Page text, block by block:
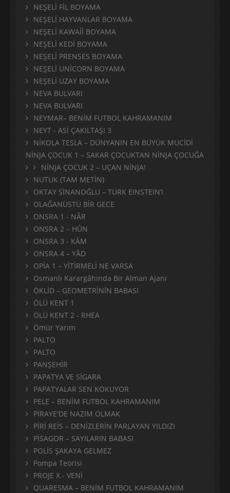
NEŞELİ FİL BOYAMA
NEŞELİ HAYVANLAR BOYAMA
NEŞELİ KAWAİİ BOYAMA
NEŞELİ KEDİ BOYAMA
NEŞELİ PRENSES BOYAMA
NEŞELİ UNİCORN BOYAMA
NEŞELİ UZAY BOYAMA
NEVA BULVARI
NEVA BULVARI
NEYMAR– BENİM FUTBOL KAHRAMANIM
NEYT - ASİ ÇAKILTAŞI 3
NİKOLA TESLA – DÜNYANIN EN BÜYÜK MUCİDİ
NİNJA ÇOCUK 1 – SAKAR ÇOCUKTAN NİNJA ÇOCUĞA
NİNJA ÇOCUK 2 – UÇAN NİNJA!
NUTUK (TAM METİN)
OKTAY SİNANOĞLU – TÜRK EINSTEIN’I
OLAĞANÜSTÜ BİR GECE
ONSRA 1 - NÂR
ONSRA 2 – HÛN
ONSRA 3 - KÂM
ONSRA 4 – YÂD
OPİA 1 – YİTİRMELİ NE VARSA
Osmanlı Karargâhında Bir Alman Ajanı
ÖKLİD – GEOMETRİNİN BABASI
ÖLÜ KENT 1
ÖLÜ KENT 2 - RHEA
Ömür Yarım
PALTO
PALTO
PANŞEHİR
PAPATYA VE SİGARA
PAPATYALAR SEN KOKUYOR
PELE – BENİM FUTBOL KAHRAMANIM
PİRAYE'DE NAZIM OLMAK
PİRİ REİS – DENİZLERİN PARLAYAN YILDIZI
PİSAGOR – SAYILARIN BABASI
POLİS ŞAKAYA GELMEZ
Pompa Teorisi
PROJE X - VENİ
QUARESMA – BENİM FUTBOL KAHRAMANIM